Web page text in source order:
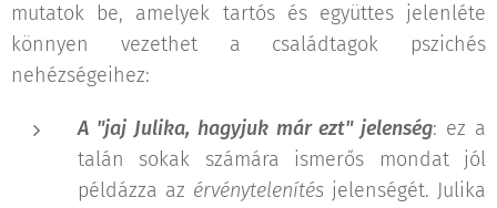
mutatok be, amelyek tartós és együttes jelenléte
könnyen vezethet a családtagok pszichés
nehézségeihez:
A "jaj Julika, hagyjuk már ezt" jelenség: ez a
talán sokak számára ismerős mondat jól
példázza az érvénytelenítés jelenségét. Julika